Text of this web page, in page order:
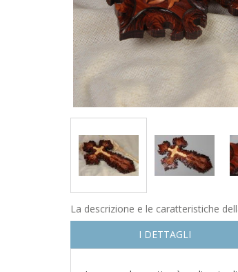
La descrizione e le caratteristiche
I DETTAGLI